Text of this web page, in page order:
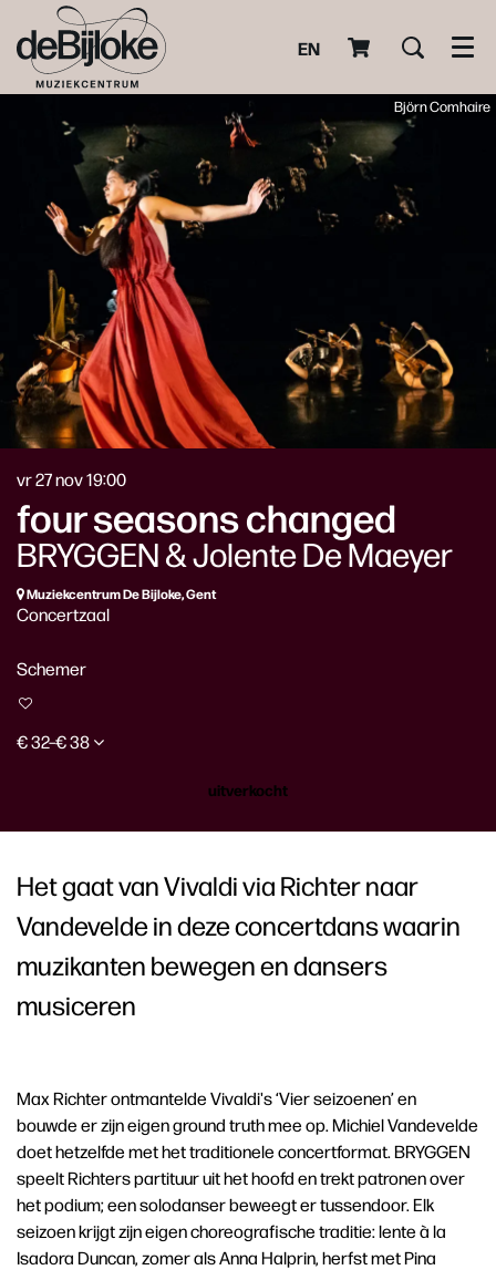
EN
Björn Comhaire
four seasons changed
BRYGGEN & Jolente De Maeyer
vr 27 nov19:00
Muziekcentrum De Bijloke, Gent
Concertzaal
Schemer
€ 32–€ 38
uitverkocht
Het gaat van Vivaldi via Richter naar
Vandevelde in deze concertdans waarin
muzikanten bewegen en dansers
musiceren
Max Richter ontmantelde Vivaldi's ‘Vier seizoenen’ en
bouwde er zijn eigen ground truth mee op. Michiel Vandevelde
doet hetzelfde met het traditionele concertformat. BRYGGEN
speelt Richters partituur uit het hoofd en trekt patronen over
het podium; een solodanser beweegt er tussendoor. Elk
seizoen krijgt zijn eigen choreografische traditie: lente à la
Isadora Duncan, zomer als Anna Halprin, herfst met Pina